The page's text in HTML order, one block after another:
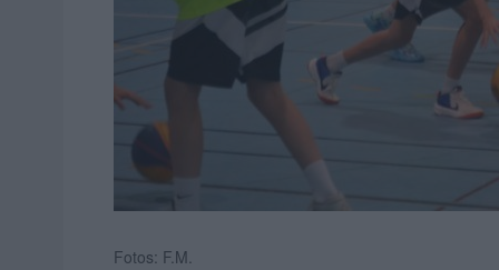
Fotos: F.M.